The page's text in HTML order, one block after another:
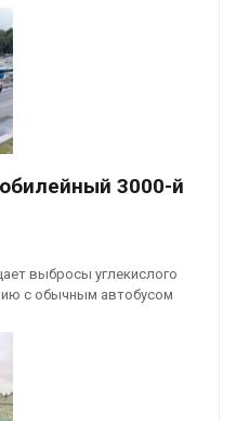
3000-й
выбросы углекислого
с обычным автобусом